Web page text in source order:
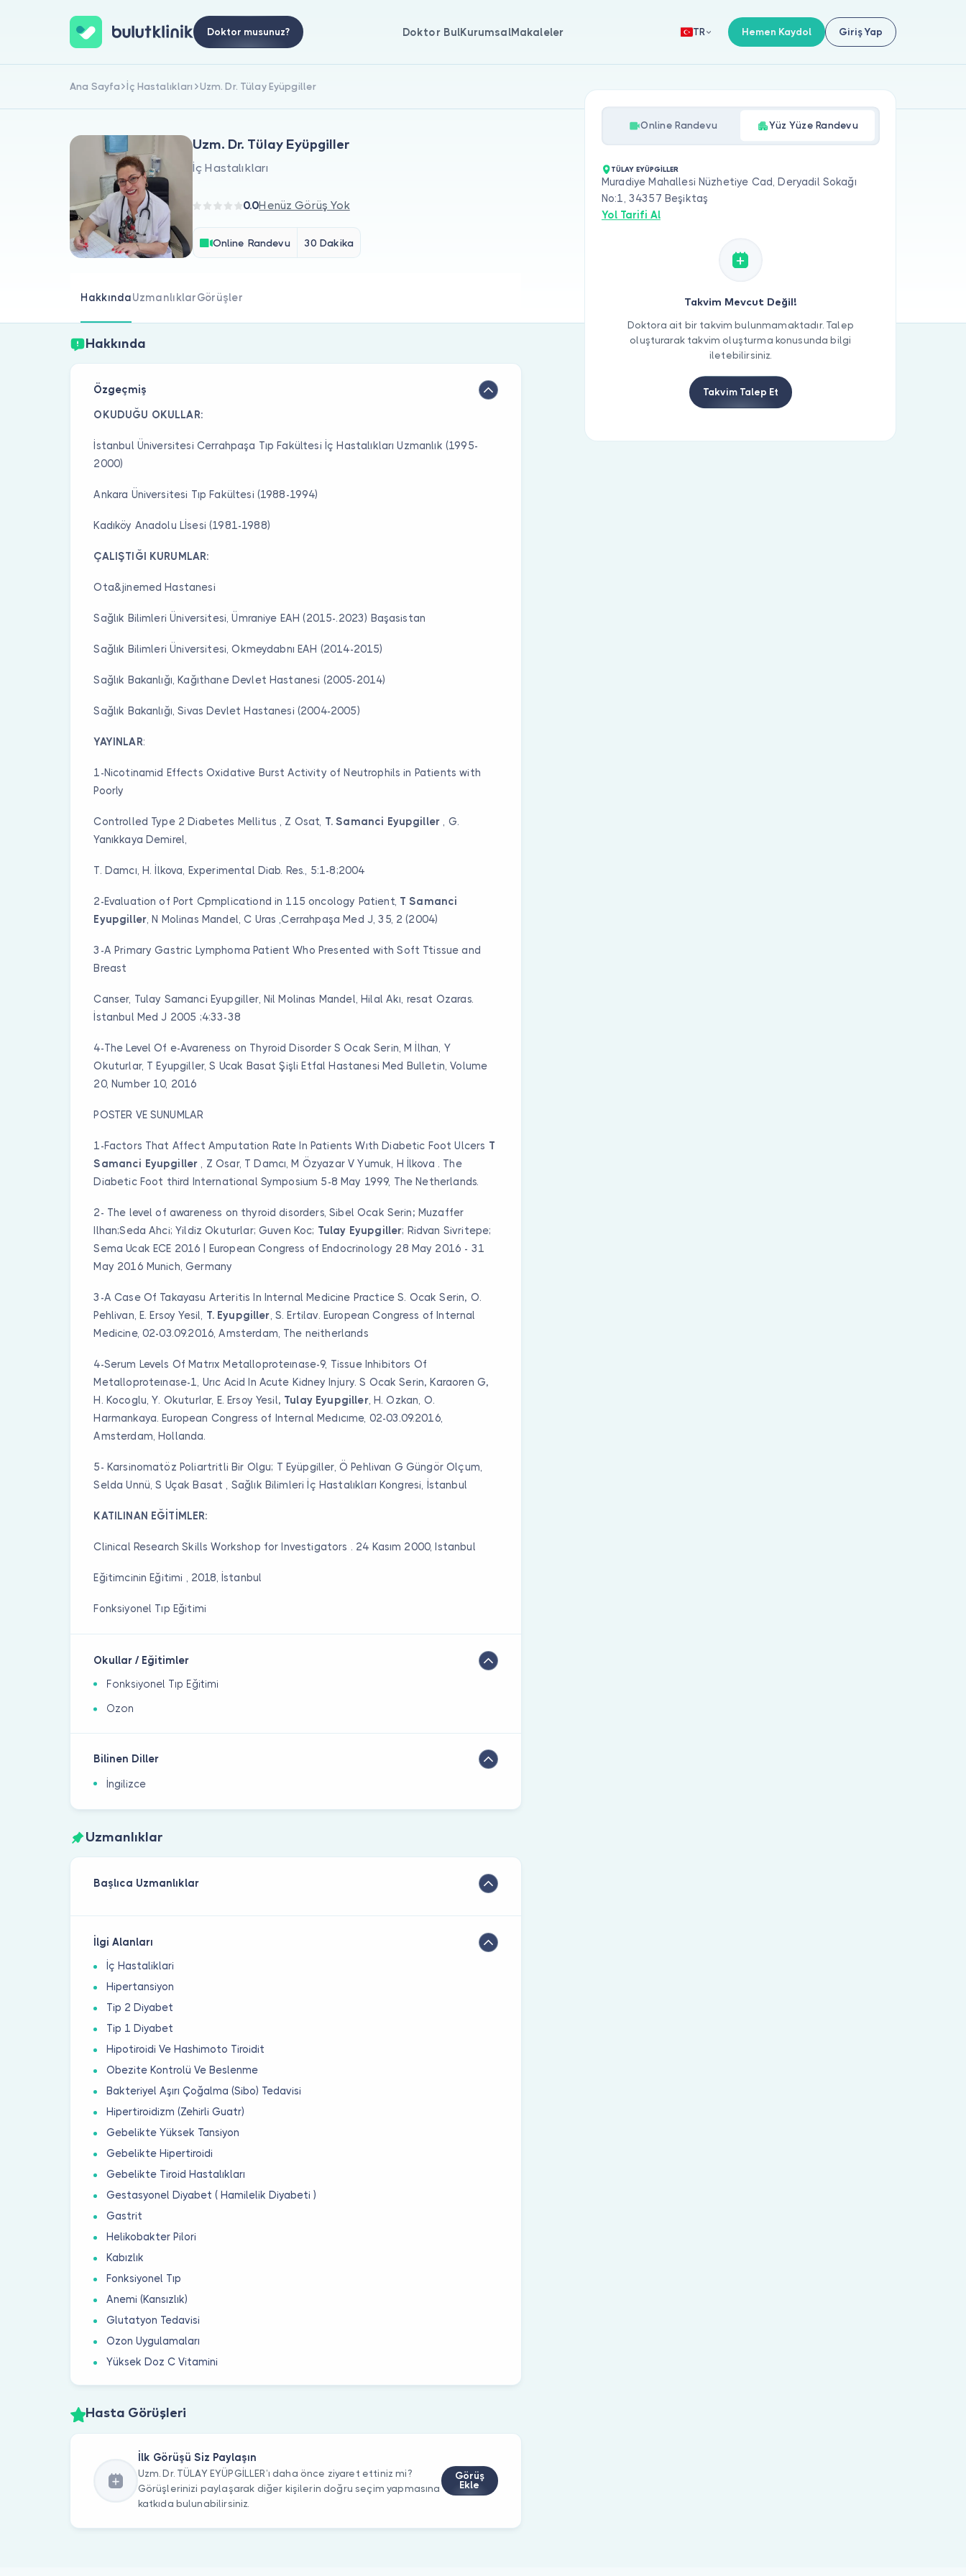
Doktor musunuz? Doktor BulKurumsalMakaleler TR Hemen Kaydol Giriş Yap
Ana Sayfa İç Hastalıkları Uzm. Dr. Tülay Eyüpgiller
Uzm. Dr. Tülay Eyüpgiller
İç Hastalıkları
0.0Henüz Görüş Yok
Online Randevu 30 Dakika
HakkındaUzmanlıklarGörüşler
Hakkında
Özgeçmiş
OKUDUĞU OKULLAR:
İstanbul Üniversitesi Cerrahpaşa Tıp Fakültesi İç Hastalıkları Uzmanlık (1995-
2000)
Ankara Üniversitesi Tıp Fakültesi (1988-1994)
Kadıköy Anadolu Lİsesi (1981-1988)
ÇALIŞTIĞI KURUMLAR:
Ota&jinemed Hastanesi
Sağlık Bilimleri Üniversitesi, Ümraniye EAH (2015-.2023) Başasistan
Sağlık Bilimleri Üniversitesi, Okmeydabnı EAH (2014-2015)
Sağlık Bakanlığı, Kağıthane Devlet Hastanesi (2005-2014)
Sağlık Bakanlığı, Sivas Devlet Hastanesi (2004-2005)
YAYINLAR:
1-Nicotinamid Effects Oxidative Burst Activity of Neutrophils in Patients with
Poorly
Controlled Type 2 Diabetes Mellitus , Z Osat, T. Samanci Eyupgiller , G.
Yanıkkaya Demirel,
T. Damcı, H. İlkova, Experimental Diab. Res., 5:1-8;2004
2-Evaluation of Port Cpmplicationd in 115 oncology Patient, T Samanci
Eyupgiller , N Molinas Mandel, C Uras ,Cerrahpaşa Med J, 35, 2 (2004)
3-A Primary Gastric Lymphoma Patient Who Presented with Soft Ttissue and
Breast
Canser, Tulay Samanci Eyupgiller, Nil Molinas Mandel, Hilal Akı, resat Ozaras.
İstanbul Med J 2005 ;4:33-38
4-The Level Of e-Avareness on Thyroid Disorder S Ocak Serin, M İlhan, Y
Okuturlar, T Eyupgiller, S Ucak Basat Şişli Etfal Hastanesi Med Bulletin, Volume
20, Number 10, 2016
POSTER VE SUNUMLAR
1-Factors That Affect Amputation Rate In Patients Wıth Diabetic Foot Ulcers T
Samanci Eyupgiller , Z Osar, T Damcı, M Özyazar V Yumuk, H İlkova . The
Diabetic Foot third International Symposium 5-8 May 1999, The Netherlands.
2- The level of awareness on thyroid disorders, Sibel Ocak Serin; Muzaffer
Ilhan;Seda Ahci; Yildiz Okuturlar; Guven Koc; Tulay Eyupgiller; Ridvan Sivritepe;
Sema Ucak ECE 2016 | European Congress of Endocrinology 28 May 2016 - 31
May 2016 Munich, Germany
3-A Case Of Takayasu Arteritis In Internal Medicine Practice S. Ocak Serin, O.
Pehlivan, E. Ersoy Yesil, T. Eyupgiller , S. Ertilav. European Congress of Internal
Medicine, 02-03.09.2016, Amsterdam, The neitherlands
4-Serum Levels Of Matrıx Metalloproteınase-9, Tissue Inhibitors Of
Metalloproteınase-1, Urıc Acid In Acute Kidney Injury. S Ocak Serin, Karaoren G,
H. Kocoglu, Y. Okuturlar, E. Ersoy Yesil, Tulay Eyupgiller, H. Ozkan, O.
Harmankaya. European Congress of Internal Medıcıme, 02-03.09.2016,
Amsterdam, Hollanda.
5- Karsinomatöz Poliartritli Bir Olgu; T Eyüpgiller, Ö Pehlivan G Güngör Olçum,
Selda Unnü, S Uçak Basat , Sağlık Bilimleri İç Hastalıkları Kongresi, İstanbul
KATILINAN EĞİTİMLER:
Clinical Research Skills Workshop for Investigators . 24 Kasım 2000, Istanbul
Eğitimcinin Eğitimi , 2018, İstanbul
Fonksiyonel Tıp Eğitimi
Okullar / Eğitimler
Fonksiyonel Tıp Eğitimi
Ozon
Bilinen Diller
İngilizce
Uzmanlıklar
Başlıca Uzmanlıklar
İlgi Alanları
İç Hastaliklari
Hipertansiyon
Tip 2 Diyabet
Tip 1 Diyabet
Hipotiroidi Ve Hashimoto Tiroidit
Obezite Kontrolü Ve Beslenme
Bakteriyel Aşırı Çoğalma (Sibo) Tedavisi
Hipertiroidizm (Zehirli Guatr)
Gebelikte Yüksek Tansiyon
Gebelikte Hipertiroidi
Gebelikte Tiroid Hastalıkları
Gestasyonel Diyabet ( Hamilelik Diyabeti )
Gastrit
Helikobakter Pilori
Kabızlık
Fonksiyonel Tıp
Anemi (Kansızlık)
Glutatyon Tedavisi
Ozon Uygulamaları
Yüksek Doz C Vitamini
Hasta Görüşleri
İlk Görüşü Siz Paylaşın
Uzm. Dr. TÜLAY EYÜPGİLLER’ı daha önce ziyaret ettiniz mi?
Görüşlerinizi paylaşarak diğer kişilerin doğru seçim yapmasına
katkıda bulunabilirsiniz.
Görüş
Ekle
Online Randevu Yüz Yüze Randevu
TÜLAY EYÜPGİLLER
Muradiye Mahallesi Nüzhetiye Cad, Deryadil Sokağı
No:1, 34357 Beşiktaş
Yol Tarifi Al
Takvim Mevcut Değil!
Doktora ait bir takvim bulunmamaktadır. Talep
oluşturarak takvim oluşturma konusunda bilgi
iletebilirsiniz.
Takvim Talep Et